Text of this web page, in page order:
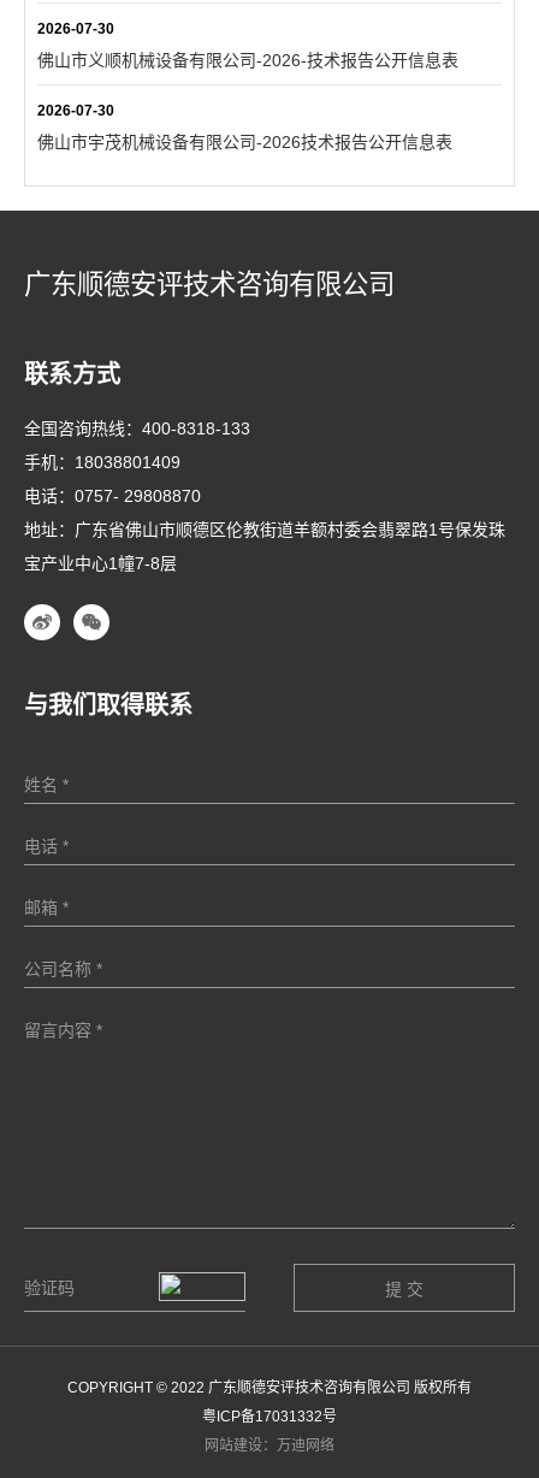
2026-07-30
佛山市义顺机械设备有限公司-2026-技术报告公开信息表
2026-07-30
佛山市宇茂机械设备有限公司-2026技术报告公开信息表
广东顺德安评技术咨询有限公司
联系方式
全国咨询热线： 400-8318-133
手机： 18038801409
电话： 0757- 29808870
地址：广东省佛山市顺德区伦教街道羊额村委会翡翠路1号保发珠
宝产业中心1幢7-8层
与我们取得联系
COPYRIGHT © 2022 广东顺德安评技术咨询有限公司 版权所有
粤ICP备17031332号
网站建设：万迪网络